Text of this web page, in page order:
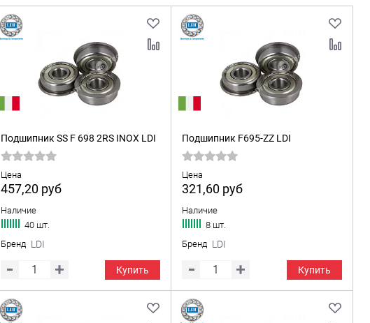
Подшипник SS F 698 2RS INOX LDI
Цена
457,20 руб
Наличие
40 шт.
Бренд LDI
Купить
Подшипник F695-ZZ LDI
Цена
321,60 руб
Наличие
8 шт.
Бренд LDI
Купить